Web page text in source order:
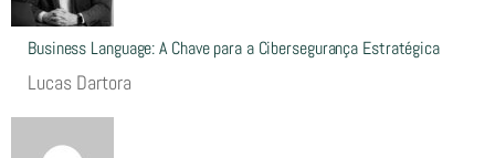
Business Language: A Chave para a Cibersegurança Estratégica
Lucas Dartora